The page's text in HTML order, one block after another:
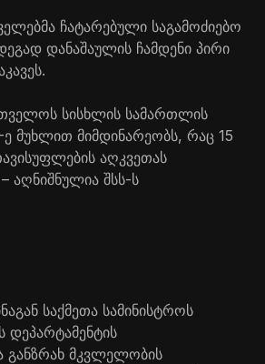
ჩატარებული საგამოძიებო
დანაშაულის ჩამდენი პირი
სისხლის სამართლის
ე მუხლით მიმდინარეობს, რაც 15
აღკვეთას
აღნიშნულია შსს-ს
საქმეთა სამინისტროს
დეპარტამენტის
განზრახ მკვლელობის